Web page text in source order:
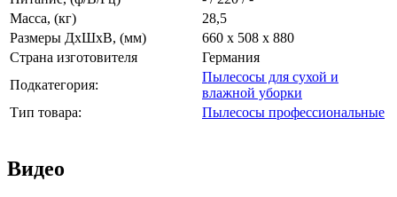
Масса, (кг)
28,5
Размеры ДхШхВ, (мм)
660 х 508 х 880
Страна изготовителя
Германия
Подкатегория:
Пылесосы для сухой и
влажной уборки
Тип товара:
Пылесосы профессиональные
Видео